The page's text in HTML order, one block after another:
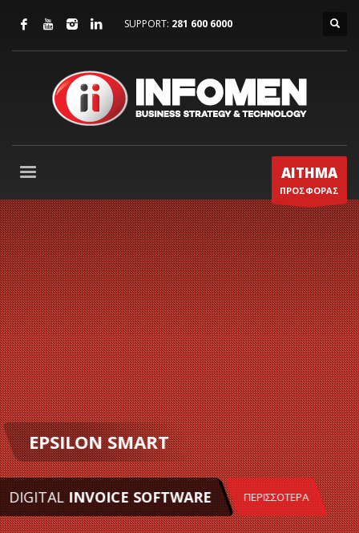
SUPPORT: 281 600 6000
ΑΙΤΗΜΑ
ΠΡΟΣΦΟΡΑΣ
EPSILON SMART
DIGITALINVOICE SOFTWARE ΠΕΡΙΣΣΟΤΕΡΑ